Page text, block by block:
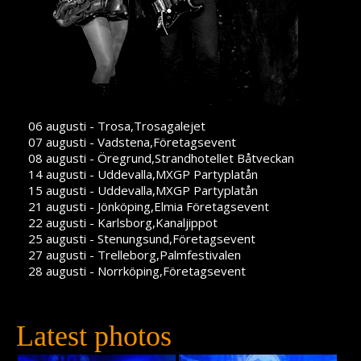
06 augusti - Trosa,Trosagalejet
07 augusti - Vadstena,Företagsevent
08 augusti - Öregrund,Strandhotellet Båtveckan
14 augusti - Uddevalla,MXGP Partyplatån
15 augusti - Uddevalla,MXGP Partyplatån
21 augusti - Jönköping,Elmia Företagsevent
22 augusti - Karlsborg,Kanaljippot
25 augusti - Stenungsund,Företagsevent
27 augusti - Trelleborg,Palmfestivalen
28 augusti - Norrköping,Företagsevent
Latest photos